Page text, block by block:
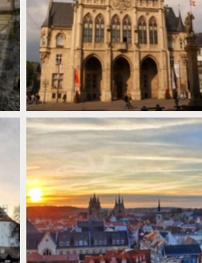
Das Erfurter Rathaus mit seiner
gotischen Fassade.
Erfurt Ausblick vom egapark auf
die Stadt im Sonnenuntergang.